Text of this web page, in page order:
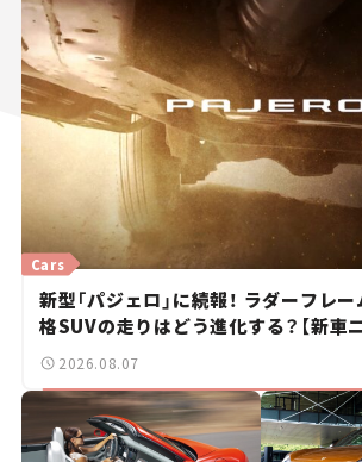
新型「パジェロ」に続報！ ラダーフレ
格SUVの走りはどう進化する？【新車
Cars
2026.08.07